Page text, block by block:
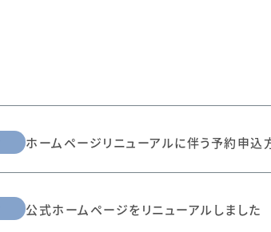
ホームページリニューアルに伴う予約申込
公式ホームページをリニューアルしました